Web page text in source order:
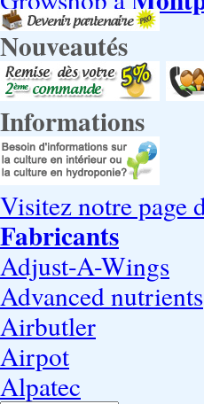
Nouveautés
Informations
Visitez notre page
Fabricants
Adjust-A-Wings
Advanced nutrients
Airbutler
Airpot
Alpatec